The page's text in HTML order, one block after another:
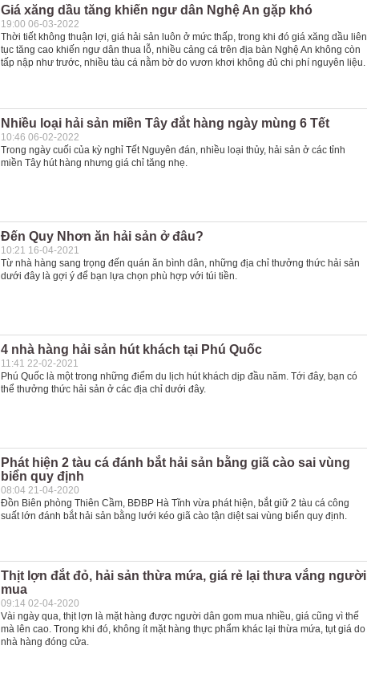
Giá xăng dầu tăng khiến ngư dân Nghệ An gặp khó
19:00 06-03-2022
Thời tiết không thuận lợi, giá hải sản luôn ở mức thấp, trong khi đó giá xăng dầu liên
tục tăng cao khiến ngư dân thua lỗ, nhiều cảng cá trên địa bàn Nghệ An không còn
tấp nập như trước, nhiều tàu cá nằm bờ do vươn khơi không đủ chi phí nguyên liệu.
Nhiều loại hải sản miền Tây đắt hàng ngày mùng 6 Tết
10:46 06-02-2022
Trong ngày cuối của kỳ nghỉ Tết Nguyên đán, nhiều loại thủy, hải sản ở các tỉnh
miền Tây hút hàng nhưng giá chỉ tăng nhẹ.
Đến Quy Nhơn ăn hải sản ở đâu?
10:21 16-04-2021
Từ nhà hàng sang trọng đến quán ăn bình dân, những địa chỉ thưởng thức hải sản
dưới đây là gợi ý để bạn lựa chọn phù hợp với túi tiền.
4 nhà hàng hải sản hút khách tại Phú Quốc
11:41 22-02-2021
Phú Quốc là một trong những điểm du lịch hút khách dịp đầu năm. Tới đây, bạn có
thể thưởng thức hải sản ở các địa chỉ dưới đây.
Phát hiện 2 tàu cá đánh bắt hải sản bằng giã cào sai vùng
biển quy định
08:04 21-04-2020
Đồn Biên phòng Thiên Cầm, BĐBP Hà Tĩnh vừa phát hiện, bắt giữ 2 tàu cá công
suất lớn đánh bắt hải sản bằng lưới kéo giã cào tận diệt sai vùng biển quy định.
Thịt lợn đắt đỏ, hải sản thừa mứa, giá rẻ lại thưa vắng người
mua
09:14 02-04-2020
Vài ngày qua, thịt lợn là mặt hàng được người dân gom mua nhiều, giá cũng vì thế
mà lên cao. Trong khi đó, không ít mặt hàng thực phẩm khác lại thừa mứa, tụt giá do
nhà hàng đóng cửa.